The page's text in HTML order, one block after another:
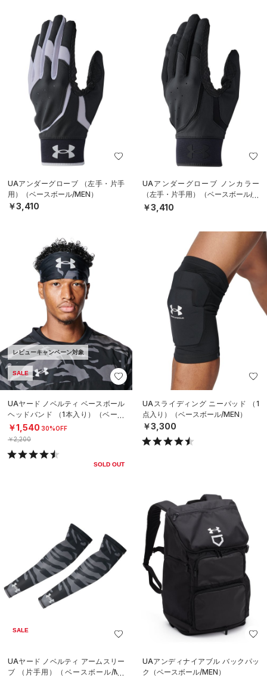
UAアンダーグローブ （左手・片手
用）（ベースボール/MEN）
￥3,410
UAアンダーグローブ ノンカラー
（左手・片手用）（ベースボール/M
EN）
￥3,410
レビューキャンペーン対象
SALE
UAヤード ノベルティ ベースボール
ヘッドバンド （1本入り）（ベース
ボール/MEN）
￥1,540 30%OFF
￥2,200
SOLD OUT
UAスライディング ニーパッド （1
点入り）（ベースボール/MEN）
￥3,300
SALE
UAヤード ノベルティ アームスリー
ブ （片手用）（ベースボール/ME
UAアンディナイアブル バックパッ
ク（ベースボール/MEN）